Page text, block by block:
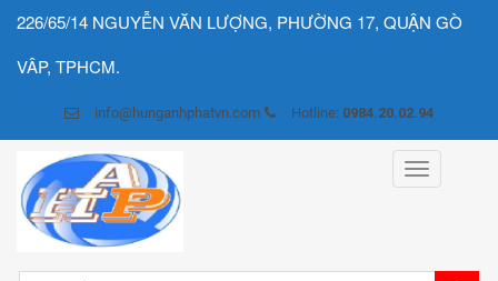
226/65/14 NGUYỄN VĂN LƯỢNG, PHƯỜNG 17, QUẬN GÒ
VÂP, TPHCM.
info@hunganhphatvn.com Hotline: 0984.20.02.94
Toggle
navigation